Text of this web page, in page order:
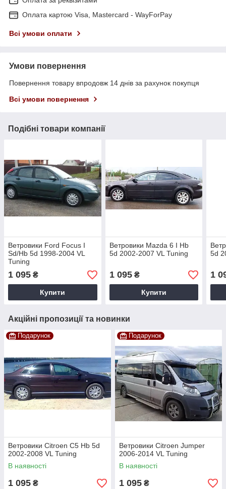
Оплата картою Visa, Mastercard - WayForPay
Всі умови оплати
Умови повернення
Повернення товару впродовж 14 днів за рахунок покупця
Всі умови повернення
Подібні товари компанії
Ветровики Ford Focus I
Sd/Hb 5d 1998-2004 VL
Tuning
1 095 ₴
Купити
Ветровики Mazda 6 I Hb
5d 2002-2007 VL Tuning
1 095₴
Купити
5d
1
Акційні пропозиції та новинки
Подарунок
Ветровики Citroen C5 Hb 5d
2002-2008 VL Tuning
В наявності
1 095 ₴
Подарунок
Ветровики Citroen Jumper
2006-2014 VL Tuning
В наявності
1 095 ₴